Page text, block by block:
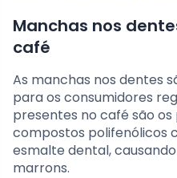
Manchas nos
café
As manchas nos dentes
para os consumidores
presentes no café são os
compostos polifenólicos
esmalte dental,
marrons.